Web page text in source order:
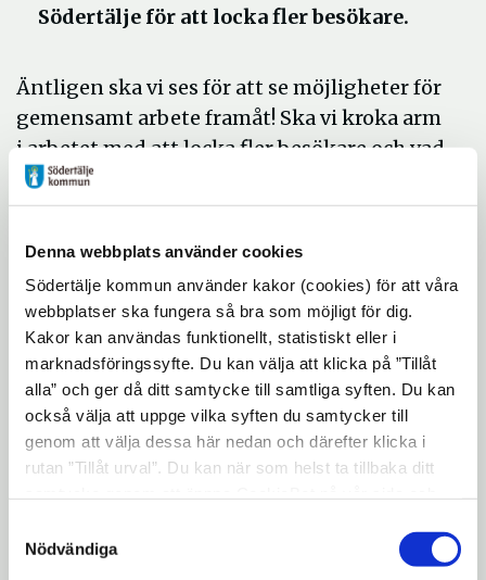
Denna webbplats använder cookies
Södertälje kommun använder kakor (cookies) för att våra
webbplatser ska fungera så bra som möjligt för dig.
Kakor kan användas funktionellt, statistiskt eller i
marknadsföringssyfte. Du kan välja att klicka på ”Tillåt
alla” och ger då ditt samtycke till samtliga syften. Du kan
också välja att uppge vilka syften du samtycker till
genom att välja dessa här nedan och därefter klicka i
rutan ”Tillåt urval”. Du kan när som helst ta tillbaka ditt
"Visa detaljer" kan du läsa om hur kakorna används och
hur vi och våra leverantörer inhämtar och behandlar
Nödvändiga
Södertälje för att locka fler besökare.
Äntligen ska vi ses för att se möjligheter för
gemensamt arbete framåt! Ska vi kroka arm
i arbetet med att locka fler besökare och vad
behöver vi i så fall? Vilka behövs och hur
skulle ett gemensamt arbete kunna se ut?
Det här är exempel på frågor vi kommer
workshops.
Varmt välkommen att delta, hoppas vi ses!
Tid: 17 mars kl 8:30-11:30, inkl paus med
fika.
Meddela gärna ev behov av specialkost via
Plats:Hagabergs folkhögskola.